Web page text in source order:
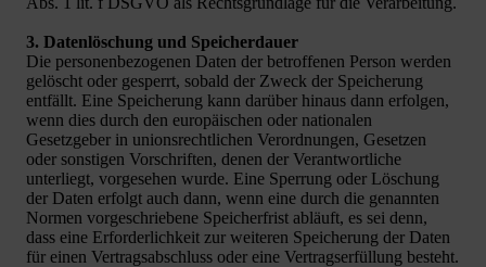
3. Datenlöschung und Speicherdauer
Die personenbezogenen Daten der betroffenen Person werden
gelöscht oder gesperrt, sobald der Zweck der Speicherung
entfällt. Eine Speicherung kann darüber hinaus dann erfolgen,
wenn dies durch den europäischen oder nationalen
Gesetzgeber in unionsrechtlichen Verordnungen, Gesetzen
oder sonstigen Vorschriften, denen der Verantwortliche
unterliegt, vorgesehen wurde. Eine Sperrung oder Löschung
der Daten erfolgt auch dann, wenn eine durch die genannten
Normen vorgeschriebene Speicherfrist abläuft, es sei denn,
dass eine Erforderlichkeit zur weiteren Speicherung der Daten
für einen Vertragsabschluss oder eine Vertragserfüllung besteht.